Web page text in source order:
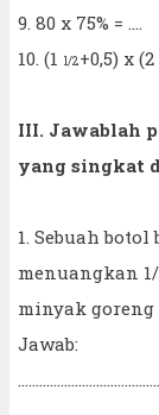
9. 80 x 75% = ....
10. (1 1/2+0,5) x (2
III. Jawablah
yang singkat
1. Sebuah
menuangkan
minyak goreng
Jawab: